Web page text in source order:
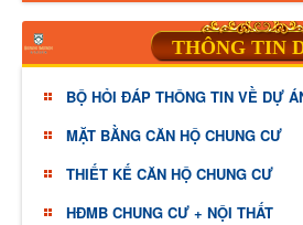
THÔNG TIN
BỘ HỎI ĐÁP THÔNG TIN VỀ DỰ
MẶT BẰNG CĂN HỘ CHUNG CƯ
THIẾT KẾ CĂN HỘ CHUNG CƯ
HĐMB CHUNG CƯ + NỘI THẤT